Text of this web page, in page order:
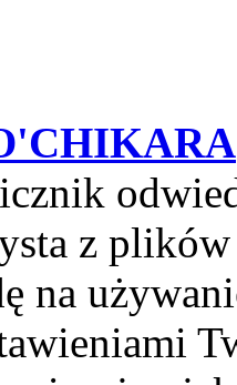
z
na